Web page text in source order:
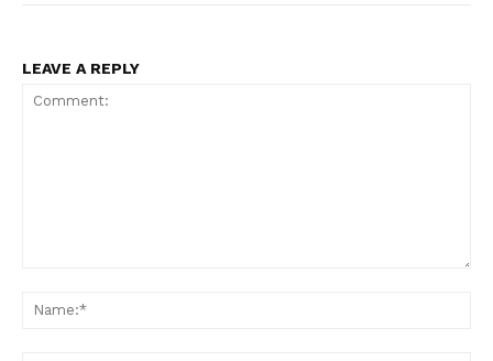
LEAVE A REPLY